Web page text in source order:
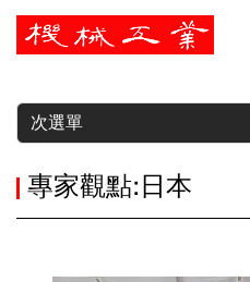
暫停
次選單
專家觀點:日本